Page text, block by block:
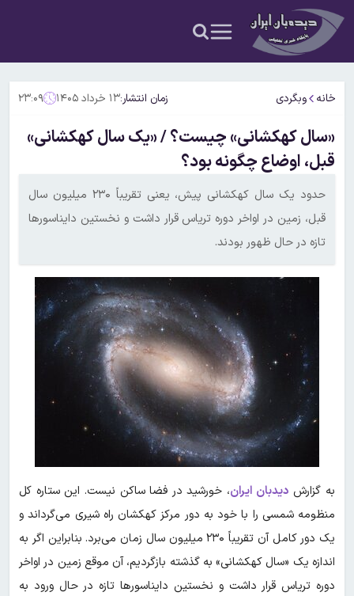
خانه وبگردی زمان انتشار:۱۳ خرداد ۱۴۰۵ ۲۳:۰۹
«سال کهکشانی» چیست؟ / «یک سال کهکشانی»
قبل، اوضاع چگونه بود؟
حدود یک سال کهکشانی پیش، یعنی تقریباً ۲۳۰ میلیون سال
قبل، زمین در اواخر دوره تریاس قرار داشت و نخستین دایناسورها
تازه در حال ظهور بودند.
به گزارش دیدبان ایران، خورشید در فضا ساکن نیست. این ستاره کل
منظومه شمسی را با خود به دور مرکز کهکشان راه شیری می‌گرداند و
یک دور کامل آن تقریباً ۲۳۰ میلیون سال زمان می‌برد. بنابراین اگر به
اندازه یک «سال کهکشانی» به گذشته بازگردیم، آن موقع زمین در اواخر
دوره تریاس قرار داشت و نخستین دایناسورها تازه در حال ورود به